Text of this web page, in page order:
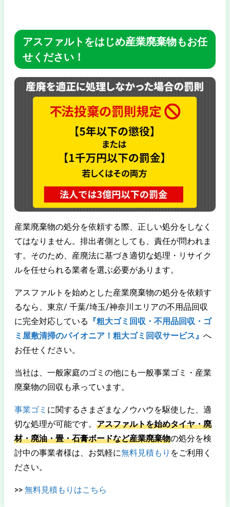
アスファルトをはじめ産業廃棄物もお任
せください！
産業廃棄物の処分を依頼する際、正しい処分をしなく
てはなりません。排出者側としても、責任が問われま
す。そのため、産廃法に基づき適切な処理・リサイク
ルを任せられる業者を選ぶ必要があります。
アスファルトを始めとした産業廃棄物の処分を依頼す
るなら、東京/ 千葉/埼玉/神奈川エリアの不用品回収
に完全対応している 『粗大ゴミ回収・不用品回収・ゴ
ミ屋敷清掃のパイオニア！粗大ゴミ回収サービス』 へ
お任せください。
当社は、一般家庭のゴミの他にも一般事業ゴミ・産業
廃棄物の回収も承っています。
事業ゴミ に関するさまざまなノウハウを駆使した、適
切な処理が可能です。 アスファルトを始めタイヤ・廃
材・廃油・畳・石膏ボードなど産業廃棄物の処分を検
討中の事業者様は、お気軽に無料見積もり をご利用く
ださい。
>> 無料見積もりはこちら